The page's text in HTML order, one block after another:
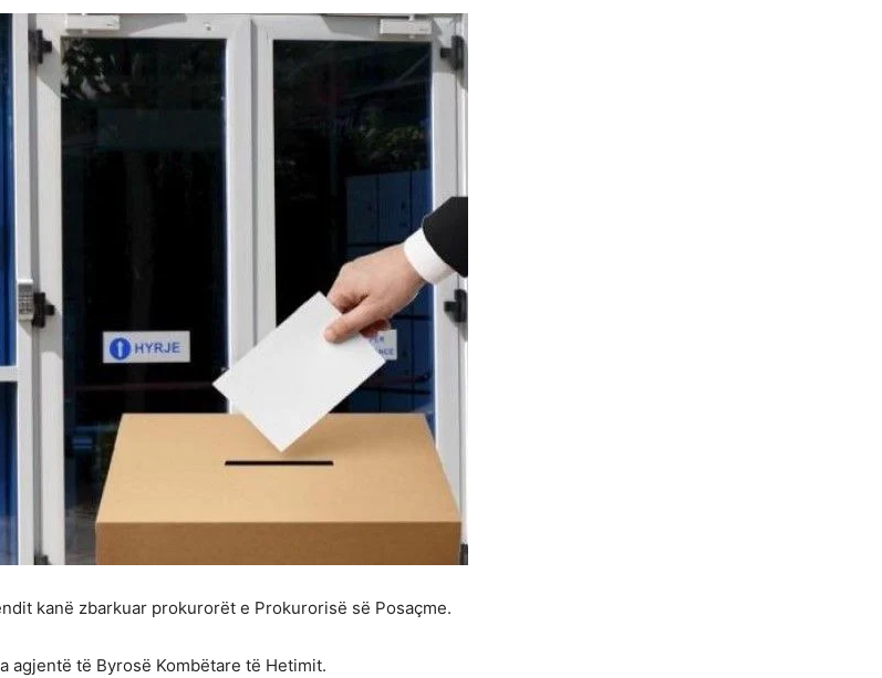
kanë zbarkuar prokurorët e Prokurorisë së Posaçme.
agjentë të Byrosë Kombëtare të Hetimit.